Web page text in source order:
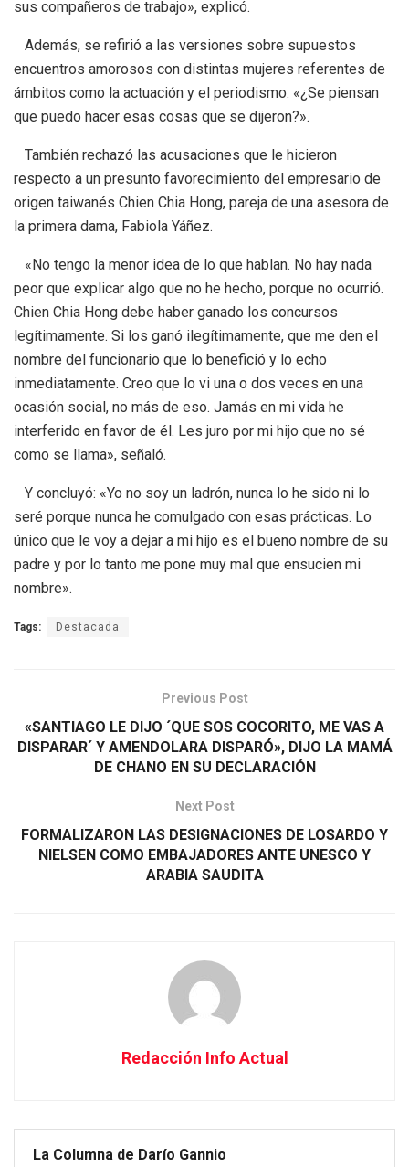
sus compañeros de trabajo», explicó.
Además, se refirió a las versiones sobre supuestos
encuentros amorosos con distintas mujeres referentes de
ámbitos como la actuación y el periodismo: «¿Se piensan
que puedo hacer esas cosas que se dijeron?».
También rechazó las acusaciones que le hicieron
respecto a un presunto favorecimiento del empresario de
origen taiwanés Chien Chia Hong, pareja de una asesora de
la primera dama, Fabiola Yáñez.
«No tengo la menor idea de lo que hablan. No hay nada
peor que explicar algo que no he hecho, porque no ocurrió.
Chien Chia Hong debe haber ganado los concursos
legítimamente. Si los ganó ilegítimamente, que me den el
nombre del funcionario que lo benefició y lo echo
inmediatamente. Creo que lo vi una o dos veces en una
ocasión social, no más de eso. Jamás en mi vida he
interferido en favor de él. Les juro por mi hijo que no sé
como se llama», señaló.
Y concluyó: «Yo no soy un ladrón, nunca lo he sido ni lo
seré porque nunca he comulgado con esas prácticas. Lo
único que le voy a dejar a mi hijo es el bueno nombre de su
padre y por lo tanto me pone muy mal que ensucien mi
nombre».
Tags: Destacada
Previous Post
«SANTIAGO LE DIJO ´QUE SOS COCORITO, ME VAS A
DISPARAR´ Y AMENDOLARA DISPARÓ», DIJO LA MAMÁ
DE CHANO EN SU DECLARACIÓN
Next Post
FORMALIZARON LAS DESIGNACIONES DE LOSARDO Y
NIELSEN COMO EMBAJADORES ANTE UNESCO Y
ARABIA SAUDITA
Redacción Info Actual
La Columna de Darío Gannio